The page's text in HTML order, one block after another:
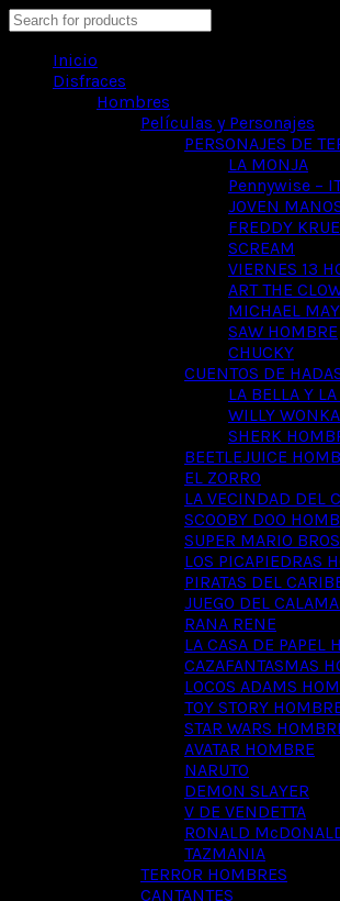
Inicio
Disfraces
Hombres
Películas y Personajes
PERSONAJES DE
LA MONJA
Pennywise –
JOVEN
FREDDY
SCREAM
VIERNES 13
ART THE
MICHAEL
SAW HOMBRE
CHUCKY
CUENTOS DE
LA BELLA Y
WILLY
SHERK
BEETLEJUICE
EL ZORRO
LA VECINDAD DEL
SCOOBY DOO
SUPER MARIO
LOS PICAPIEDRAS
PIRATAS DEL
JUEGO DEL
RANA RENE
LA CASA DE PAPEL
CAZAFANTASMAS
LOCOS ADAMS
TOY STORY
STAR WARS
AVATAR HOMBRE
NARUTO
DEMON SLAYER
V DE VENDETTA
RONALD
TAZMANIA
TERROR HOMBRES
CANTANTES